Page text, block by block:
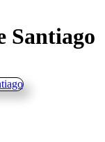
Santiago